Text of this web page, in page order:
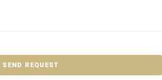
SEND REQUEST